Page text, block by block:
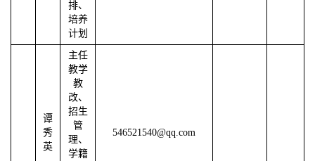
排、
培养
计划
谭
秀
英
主任
教学
教
改、
招生
管
理、
学籍
546521540@qq.com